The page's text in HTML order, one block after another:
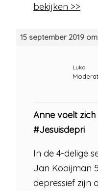
bekijken >>
15 september 2019 om
Luka
Anne voelt
#Jesuisdepri
In de 4-delige
Jan Kooijman
depressief zijn